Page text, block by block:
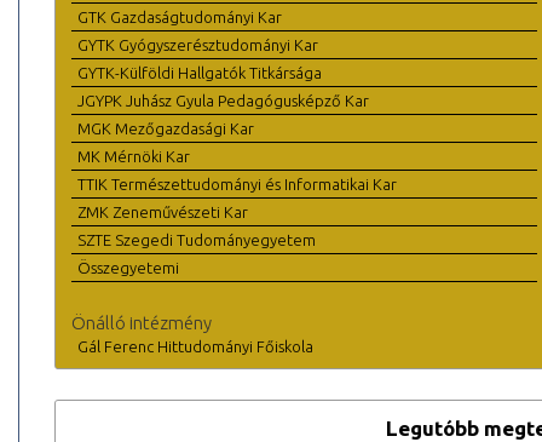
GTK Gazdaságtudományi Kar
GYTK Gyógyszerésztudományi Kar
GYTK-Külföldi Hallgatók Titkársága
JGYPK Juhász Gyula Pedagógusképző Kar
MGK Mezőgazdasági Kar
MK Mérnöki Kar
TTIK Természettudományi és Informatikai Kar
ZMK Zeneművészeti Kar
SZTE Szegedi Tudományegyetem
Összegyetemi
Önálló intézmény
Gál Ferenc Hittudományi Főiskola
Legutóbb